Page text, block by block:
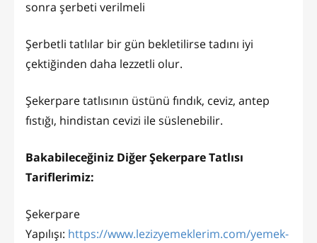
sonra şerbeti verilmeli
Şerbetli tatlılar bir gün bekletilirse tadını iyi
çektiğinden daha lezzetli olur.
Şekerpare tatlısının üstünü fındık, ceviz, antep
fıstığı, hindistan cevizi ile süslenebilir.
Bakabileceğiniz Diğer Şekerpare Tatlısı
Tariflerimiz:
Şekerpare
Yapılışı: https://www.lezizyemeklerim.com/yemek-